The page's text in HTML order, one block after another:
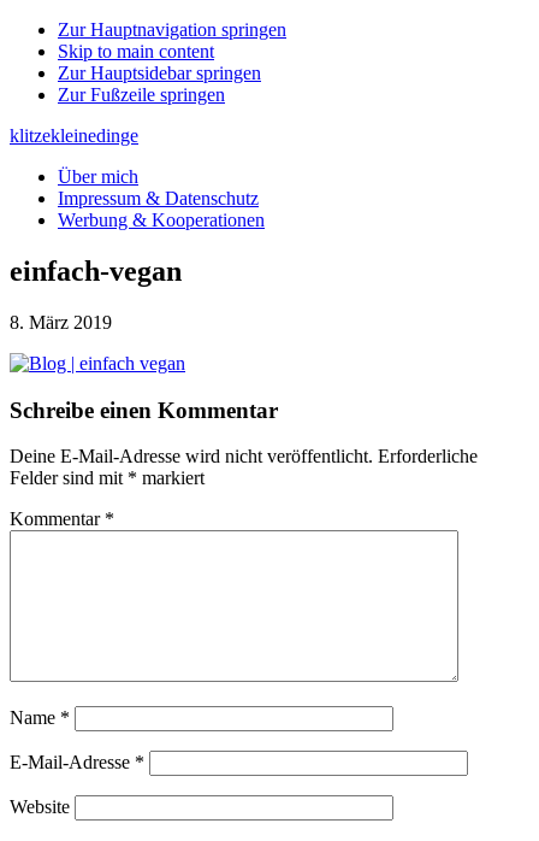
Zur Hauptnavigation springen
Skip to main content
Zur Hauptsidebar springen
Zur Fußzeile springen
klitzekleinedinge
Über mich
Impressum & Datenschutz
Werbung & Kooperationen
einfach-vegan
8. März 2019
Leser-
Schreibe einen Kommentar
Deine E-Mail-Adresse wird nicht veröffentlicht. Erforderliche
Felder sind mit * markiert
Kommentar *
Name *
E-Mail-Adresse *
Website